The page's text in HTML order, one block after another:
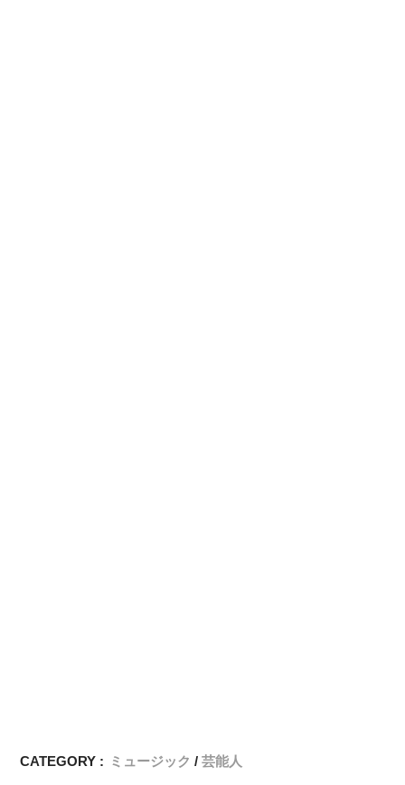
CATEGORY : ミュージック 芸能人